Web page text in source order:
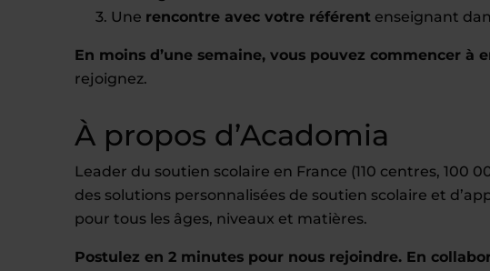
Une rencontre avec votre référent enseignant
En moins d’une semaine, vous pouvez commencer à
rejoignez.
À propos d’Acadomia
Leader du soutien scolaire en France (110 centres, 100
des solutions personnalisées de soutien scolaire et
pour tous les âges, niveaux et matières.
Postulez en 2 minutes pour nous rejoindre. En